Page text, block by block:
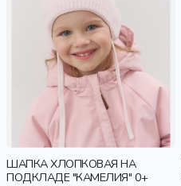
ШАПКА ХЛОПКОВАЯ НА
ПОДКЛАДЕ "КАМЕЛИЯ" 0+